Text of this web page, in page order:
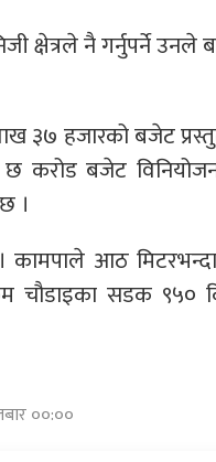
क्षेत्रले नै गर्नुपर्ने उनले
हजारको बजेट
छ करोड बजेट
।
आठ
चौडाइका सडक ९५०
००:००